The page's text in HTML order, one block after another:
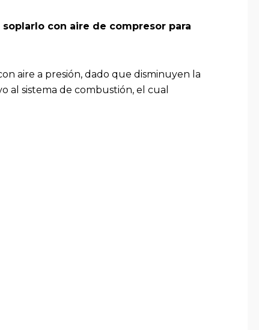
con aire de compresor para
aire a presión, dado que disminuyen la
al sistema de combustión, el cual